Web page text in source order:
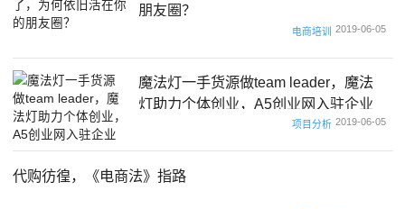
朋友圈？
电商培训 2019-06-05
魔法灯一手货源做team leader，魔法
灯助力个体创业，A5创业网入驻企业
项目分析 2019-06-05
代购彷徨，《电商法》指路